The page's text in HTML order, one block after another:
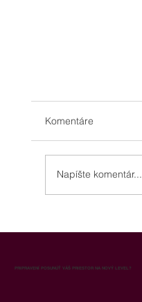
Komentáre
Napíšte komentár...
PRIPRAVENÍ POSUNÚŤ VÁŠ PRIESTOR NA NOVÝ LEVEL?